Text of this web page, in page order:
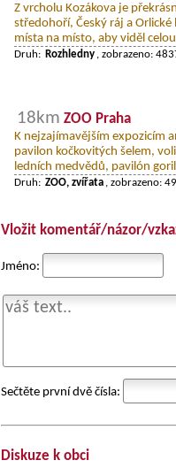
Z vrcholu Kozákova je
středohoří, Český ráj a
místa na místo, aby viděl
Druh: Rozhledny , zobrazeno:
18km ZOO Praha
K nejzajímavějším expozicím
pavilon kočkovitých šelem,
ledních medvědů, pavilón
Druh: ZOO, zvířata , zobrazeno:
Vložit komentář/názor/
Jméno:
Sečtěte první dvě čísla:
Diskuze k obci